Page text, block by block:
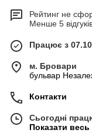
Рейтинг не
Менше 5
Працює з
м. Бровари
бульвар
Контакти
Сьогодні
Показати